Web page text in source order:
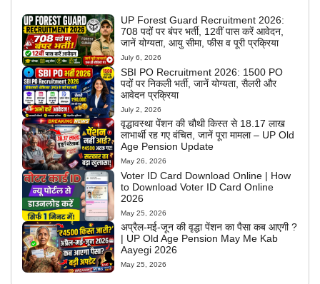
UP Forest Guard Recruitment 2026:
708 पदों पर बंपर भर्ती, 12वीं पास करें आवेदन,
जानें योग्यता, आयु सीमा, फीस व पूरी प्रक्रिया
July 6, 2026
SBI PO Recruitment 2026: 1500 PO
पदों पर निकली भर्ती, जानें योग्यता, सैलरी और
आवेदन प्रक्रिया
July 2, 2026
वृद्धावस्था पेंशन की चौथी किस्त से 18.17 लाख
लाभार्थी रह गए वंचित, जानें पूरा मामला – UP Old
Age Pension Update
May 26, 2026
Voter ID Card Download Online | How
to Download Voter ID Card Online
2026
May 25, 2026
अप्रैल-मई-जून की वृद्धा पेंशन का पैसा कब आएगी ?
| UP Old Age Pension May Me Kab
Aayegi 2026
May 25, 2026